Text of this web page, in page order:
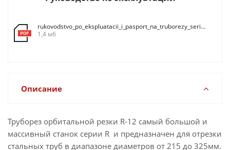
rukovodstvo_po_ekspluatacii_i_pasport_na_truborezy_serii_r_2016_1
1,4 мб
Описание
Труборез орбитальной резки R-12 самый большой и
массивный станок серии R и предназначен для отрезки
стальных труб в диапазоне диаметров от 215 до 325мм.